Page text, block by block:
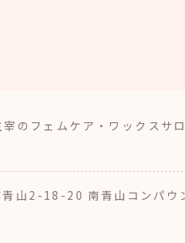
のフェムケア・ワックスサ
山2-18-20 南青山コンパウ